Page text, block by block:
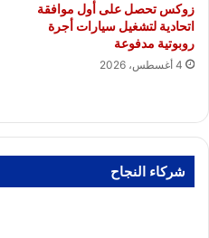
زوكس تحصل على أول موافقة
اتحادية لتشغيل سيارات أجرة
روبوتية مدفوعة
4 أغسطس، 2026
شركاء النجاح